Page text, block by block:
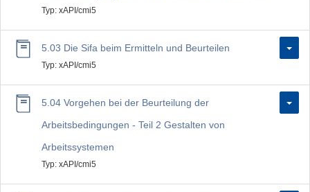
Typ: xAPI/cmi5
5.03 Die Sifa beim Ermitteln und Beurteilen
Typ: xAPI/cmi5
5.04 Vorgehen bei der Beurteilung der
Arbeitsbedingungen - Teil 2 Gestalten von
Arbeitssystemen
Typ: xAPI/cmi5